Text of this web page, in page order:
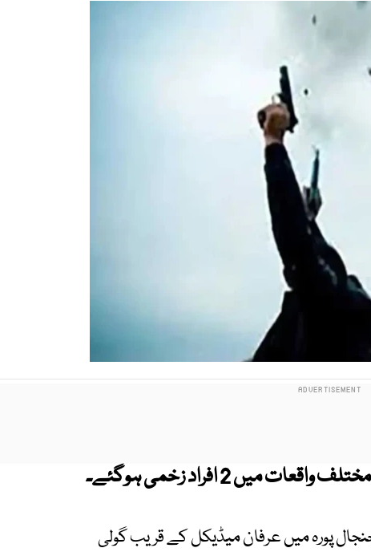
2 افراد زخمی ہوگئے۔
51 سی کے علاقے جنجال پورہ میں عرفان میڈیکل کے قریب گولی